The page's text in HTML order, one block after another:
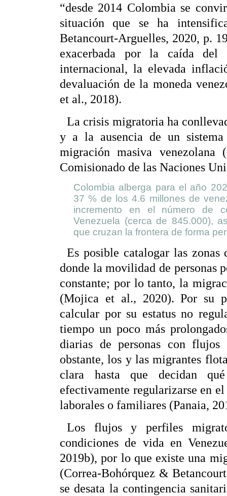
“desde 2014 Colombia se
situación que se ha
Betancourt-Arguelles, 2020, p.
exacerbada por la caída del
internacional, la elevada
devaluación de la moneda
et al., 2018).
La crisis migratoria ha
y a la ausencia de un
migración masiva
Comisionado de las Naciones
Colombia alberga para el año
37 % de los 4.6 millones de
incremento en el número de
Venezuela (cerca de 845.000),
que cruzan la frontera de forma
Es posible catalogar las zonas
donde la movilidad de personas
constante; por lo tanto, la
(Mojica et al., 2020). Por su
calcular por su estatus no
tiempo un poco más
diarias de personas con flujos
obstante, los y las migrantes
clara hasta que decidan
efectivamente regularizarse en
laborales o familiares (Panaia,
Los flujos y perfiles
condiciones de vida en
2019b), por lo que existe una
(Correa-Bohórquez &
se desata la contingencia